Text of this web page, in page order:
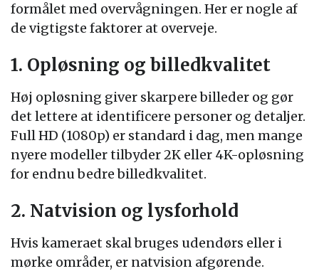
formålet med overvågningen. Her er nogle af
de vigtigste faktorer at overveje.
1. Opløsning og billedkvalitet
Høj opløsning giver skarpere billeder og gør
det lettere at identificere personer og detaljer.
Full HD (1080p) er standard i dag, men mange
nyere modeller tilbyder 2K eller 4K-opløsning
for endnu bedre billedkvalitet.
2. Natvision og lysforhold
Hvis kameraet skal bruges udendørs eller i
mørke områder, er natvision afgørende.